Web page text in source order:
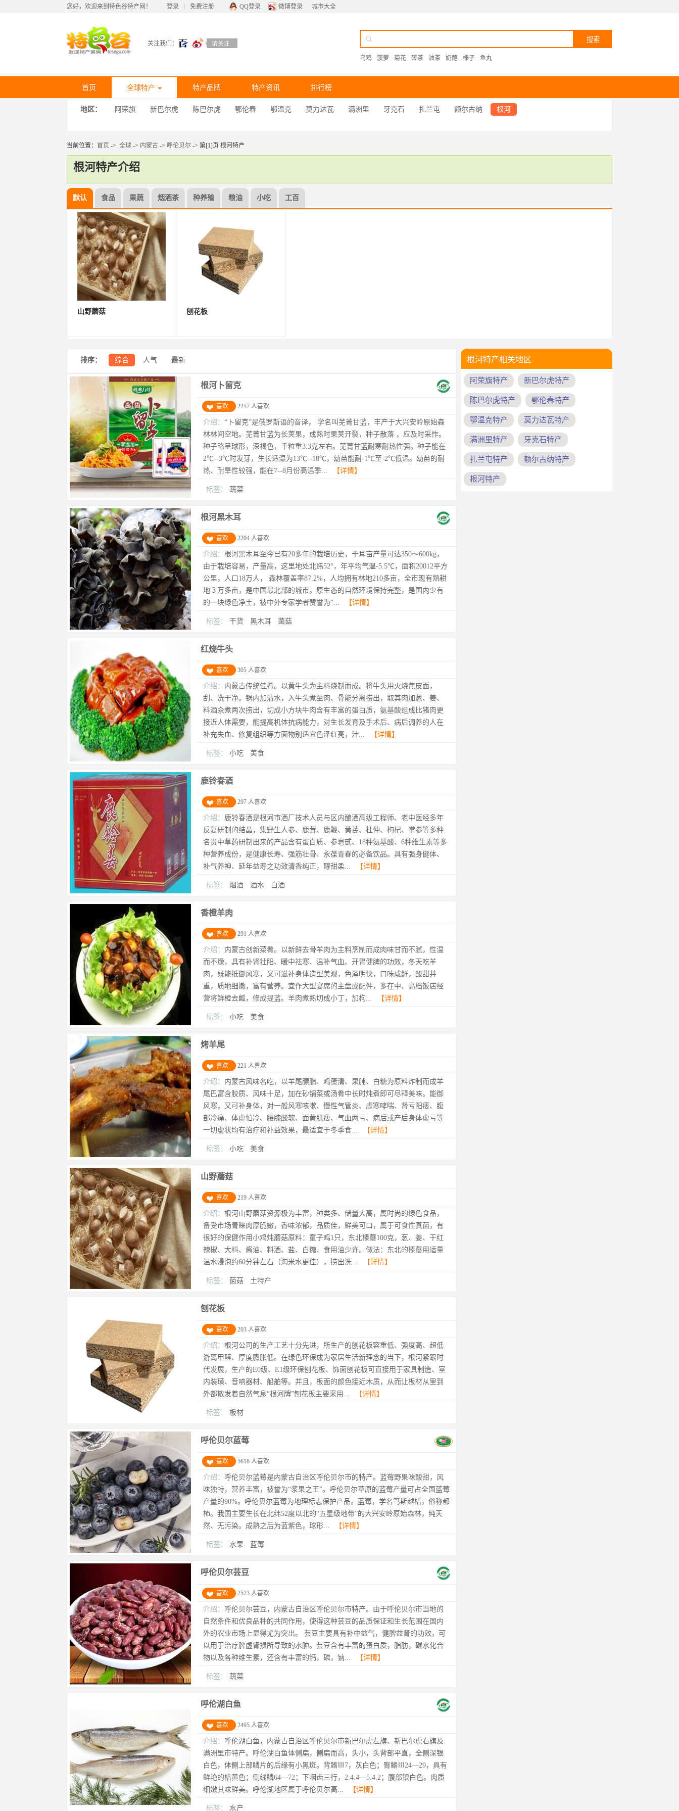
您好，欢迎来到特色谷特产网！ 登录 免费注册 QQ登录 微博登录 城市大全
关注我们：
乌鸡 菠萝 菊花 砖茶 油茶 奶酪 榛子 鱼丸
首页 全球特产 特产品牌 特产资讯 排行榜
地区： 阿荣旗 新巴尔虎 陈巴尔虎 鄂伦春 鄂温克 莫力达瓦 满洲里 牙克石 扎兰屯 额尔古纳 根河
当前位置： 首页 -> 全球 -> 内蒙古 -> 呼伦贝尔 -> 第[1]页 根河特产
根河特产介绍
默认 食品 果蔬 烟酒茶 种养殖 粮油 小吃 工百
山野蘑菇 刨花板
排序： 综合 人气 最新
根河卜留克
喜欢 2257 人喜欢
介绍： “卜留克”是俄罗斯语的音译， 学名叫芜菁甘蓝，丰产于大兴安岭原始森
林林间空地。芜菁甘蓝为长荚果，成熟时果荚开裂，种子散落 ，应及时采怍。
种子略呈球形，深褐色，千粒重3.3克左右。芜菁甘蓝耐寒耐热性强。种子能在
2℃--3℃时发芽，生长适温为13℃--18℃，幼苗能耐-1℃至-2℃低温。幼苗的耐
热、耐旱性较强，能在7--8月份高温季...
【详情】
标签： 蔬菜
根河黑木耳
喜欢 2204 人喜欢
介绍： 根河黑木耳至今已有20多年的栽培历史，干耳亩产量可达350～600kg，
由于栽培容易，产量高，这里地处北纬52°，年平均气温-5.5℃，面积20012平方
公里，人口18万人， 森林覆盖率87.2%，人均拥有林地210多亩，全市现有熟耕
地３万多亩，是中国最北部的城市。原生态的自然环境保持完整，是国内少有
的一块绿色净土，被中外专家学者赞誉为“...
【详情】
标签： 干货 黑木耳 菌菇
红烧牛头
喜欢 305 人喜欢
介绍： 内蒙古传统佳肴。以黄牛头为主料烧制而成。将牛头用火烧焦皮面，
刮、洗干净。锅内加清水，入牛头煮至肉、骨能分离捞出，取其肉加葱、姜、
料酒氽煮两次捞出，切成小方块牛肉含有丰富的蛋白质，氨基酸组成比猪肉更
接近人体需要，能提高机体抗病能力，对生长发育及手术后、病后调养的人在
补充失血、修复组织等方面物别适宜色泽红亮，汁...
【详情】
标签： 小吃 美食
鹿铃春酒
喜欢 297 人喜欢
介绍： 鹿铃春酒是根河市酒厂技术人员与区内酿酒高级工程师、老中医经多年
反复研制的结晶，集野生人参、鹿茸、鹿鞭、黄芪、杜仲、枸杞、掌参等多种
名贵中草药研制出来的产品含有蛋白质、参皂甙、18种氨基酸、6种维生素等多
种营养成份，是健康长寿、强筋壮骨、永葆青春的必备饮品。具有强身健体、
补气养神、延年益寿之功效清香纯正，醇甜柔...
【详情】
标签： 烟酒 酒水 白酒
香橙羊肉
喜欢 291 人喜欢
介绍： 内蒙古创新菜肴。以新鲜去骨羊肉为主料烹制而成肉味甘而不腻，性温
而不燥，具有补肾壮阳、暖中祛寒、温补气血、开胃健脾的功效，冬天吃羊
肉，既能抵御风寒，又可滋补身体造型美观，色泽明快，口味咸鲜，酸甜并
重，质地细嫩，富有营养。宜作大型宴席的主盘或配件，多在中、高档饭店经
营将鲜橙去瓤，修成提蓝。羊肉煮熟切成小丁，加枸...
【详情】
标签： 小吃 美食
烤羊尾
喜欢 221 人喜欢
介绍： 内蒙古风味名吃，以羊尾膘脂、鸡蛋清、果脯、白糖为原料炸制而成羊
尾巴富含胶质、风味十足，加在砂锅菜或汤肴中长时炖煮即可尽释美味。能御
风寒，又可补身体，对一般风寒咳嗽、慢性气管炎、虚寒哮喘、肾亏阳痿、腹
部冷痛、体虚怕冷、腰膝酸软、面黄肌瘦、气血两亏、病后或产后身体虚亏等
一切虚状均有治疗和补益效果，最适宜于冬季食...
【详情】
标签： 小吃 美食
山野蘑菇
喜欢 219 人喜欢
介绍： 根河山野蘑菇资源极为丰富，种类多、储量大高，属时尚的绿色食品，
备受市场青睐肉厚脆嫩，香味浓郁，品质佳，鲜美可口，属于可食性真菌，有
很好的保健作用小鸡炖蘑菇原料：童子鸡1只，东北榛蘑100克，葱、姜、干红
辣椒、大料、酱油、料酒、盐、白糖、食用油少许。做法：东北的榛蘑用适量
温水浸泡约60分钟左右（淘米水更佳），捞出洗...
【详情】
标签： 菌菇 土特产
刨花板
喜欢 203 人喜欢
介绍： 根河公司的生产工艺十分先进，所生产的刨花板容重低、强度高、超低
游离甲醛、厚度膨胀低。在绿色环保成为家居生活新理念的当下，根河紧跟时
代发展，生产的E0级、E1级环保刨花板、饰面刨花板可直接用于家具制造、室
内装璜、音响器材、船舶等。并且，板面的颜色接近木质，从而让板材从里到
外都散发着自然气息“根河牌”刨花板主要采用...
【详情】
标签： 板材
呼伦贝尔蓝莓
喜欢 5618 人喜欢
介绍： 呼伦贝尔蓝莓是内蒙古自治区呼伦贝尔市的特产。蓝莓野果味酸甜，风
味独特，营养丰富，被誉为“浆果之王”。呼伦贝尔草原的蓝莓产量可占全国蓝莓
产量的90%。呼伦贝尔蓝莓为地理标志保护产品。蓝莓，学名笃斯越桔，俗称都
柿。我国主要生长在北纬52度以北的“五星级地带”的大兴安岭原始森林，纯天
然、无污染。成熟之后为蓝紫色，球形...
【详情】
标签： 水果 蓝莓
呼伦贝尔芸豆
喜欢 2523 人喜欢
介绍： 呼伦贝尔芸豆，内蒙古自治区呼伦贝尔市特产。由于呼伦贝尔市当地的
自然条件和优良品种的共同作用，使得这种芸豆的品质保证和生长范围在国内
外的农业市场上显得尤为突出。 芸豆主要具有补中益气，健脾益肾的功效，可
以用于治疗脾虚肾损所导致的水肿。芸豆含有丰富的蛋白质，脂肪，碳水化合
物以及各种维生素，还含有丰富的钙，磷，钠...
【详情】
标签： 蔬菜
呼伦湖白鱼
喜欢 2495 人喜欢
介绍： 呼伦湖白鱼，内蒙古自治区呼伦贝尔市新巴尔虎左旗、新巴尔虎右旗及
满洲里市特产。呼伦湖白鱼体侧扁，侧扁而高，头小，头背部平直，全侧深银
白色，体侧上部鳞片的后缘有小黑斑。背鳍Ⅲ7，灰白色；臀鳍Ⅲ24—29，具有
鲜艳的桔黄色；侧线鳞64—72；下咽齿三行，2.4.4—5.4.2；腹部银白色。肉质
细嫩其味鲜美。呼伦湖地区属于呼伦贝尔高...
【详情】
标签： 水产
根河特产相关地区
阿荣旗特产 新巴尔虎特产
陈巴尔虎特产 鄂伦春特产
鄂温克特产 莫力达瓦特产
满洲里特产 牙克石特产
扎兰屯特产 额尔古纳特产
根河特产